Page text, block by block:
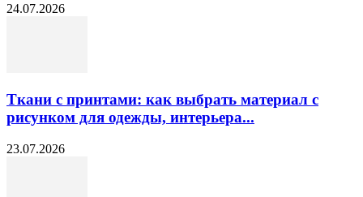
24.07.2026
Ткани с принтами: как выбрать материал с
рисунком для одежды, интерьера...
23.07.2026